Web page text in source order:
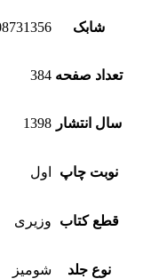
شابک
تعداد صفحه 384
سال انتشار 1398
نوبت چاپ اول
قطع کتاب وزیری
نوع جلد شومیز